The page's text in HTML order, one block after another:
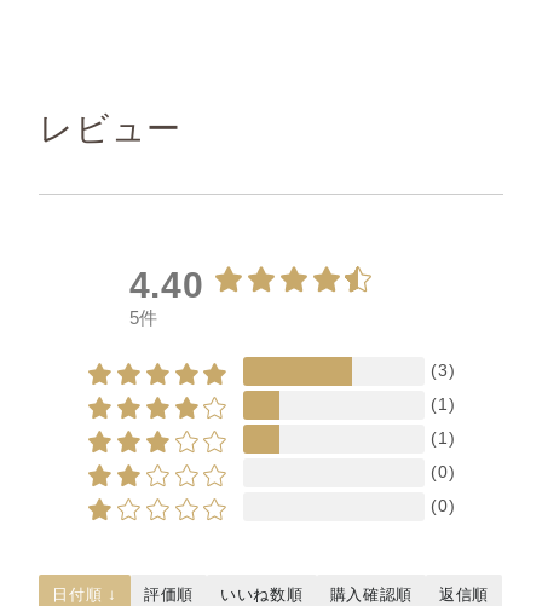
レビュー
4.40
5件
(3)
(1)
(1)
(0)
(0)
日付順 ↓ 評価順 いいね数順 購入確認順 返信順